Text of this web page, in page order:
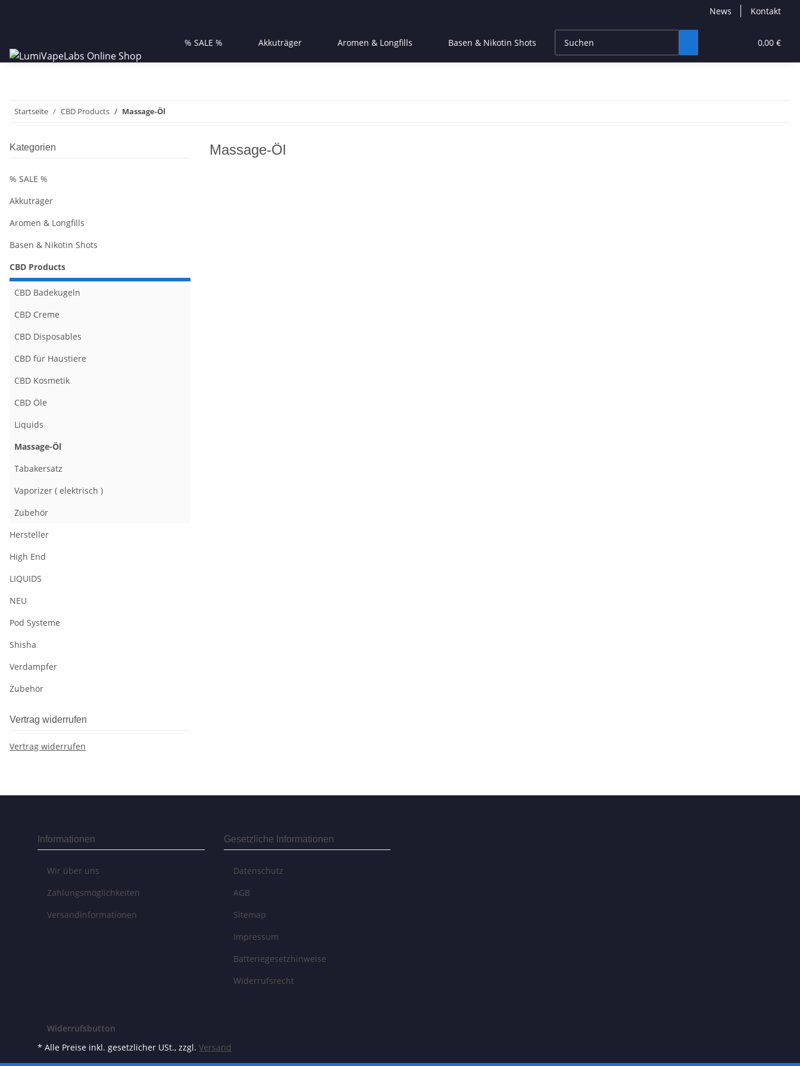
News Kontakt
0,00 €
% SALE % Akkuträger Aromen & Longfills Basen & Nikotin Shots CBD Products High End
Startseite CBD Products Massage-Öl
Massage-Öl
Kategorien
% SALE %
Akkuträger
Aromen & Longfills
Basen & Nikotin Shots
CBD Products
CBD Badekugeln
CBD Creme
CBD Disposables
CBD für Haustiere
CBD Kosmetik
CBD Öle
Liquids
Massage-Öl
Tabakersatz
Vaporizer ( elektrisch )
Zubehör
Hersteller
High End
LIQUIDS
NEU
Pod Systeme
Shisha
Verdampfer
Zubehör
Vertrag widerrufen
Vertrag widerrufen
Informationen
Wir über uns
Zahlungsmöglichkeiten
Versandinformationen
Gesetzliche Informationen
Datenschutz
AGB
Sitemap
Impressum
Batteriegesetzhinweise
Widerrufsrecht
Widerrufsbutton
* Alle Preise inkl. gesetzlicher USt., zzgl. Versand